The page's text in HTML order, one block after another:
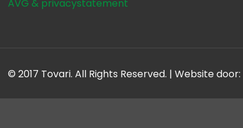
AVG & privacystatement
© 2017 Tovari. All Rights Reserved. | Website door: